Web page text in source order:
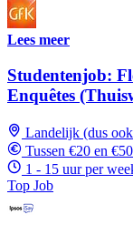
Lees meer
Studentenjob:
Enquêtes
Landelijk (dus
Tussen €20 en
1 - 15 uur per
Top Job